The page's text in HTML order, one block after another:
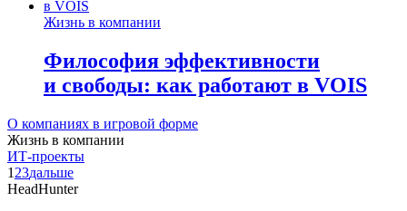
Жизнь в компании
Философия эффективности
и свободы: как работают в VOIS
О компаниях в игровой форме
Жизнь в компании
ИТ-проекты
1 23дальше
HeadHunter